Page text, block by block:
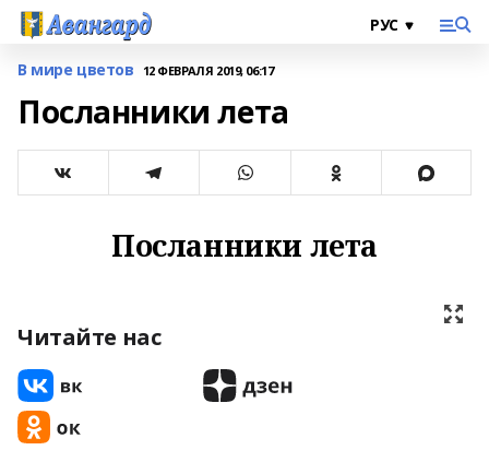
В мире цветов 12 ФЕВРАЛЯ 2019, 06:17
Посланники лета
Посланники лета
Читайте нас